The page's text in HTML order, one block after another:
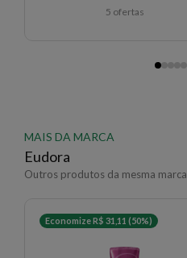
5 ofertas
MAIS DA MARCA
Eudora
Outros produtos da mesma marca
Economize R$ 31,11 (50%)